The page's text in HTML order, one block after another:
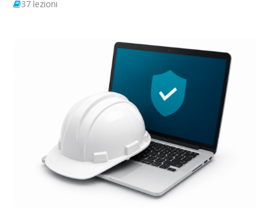
37 lezioni